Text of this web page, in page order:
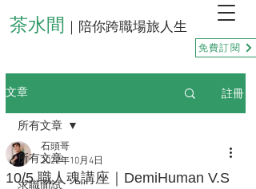
茶水間 ｜陪你跨職場旅人生
免費訂閱
文章 註冊
所有文章
求職面試
所有文章
10/5 職人魂講座｜DemiHuman V.S
石頭哥
2022年10月4日